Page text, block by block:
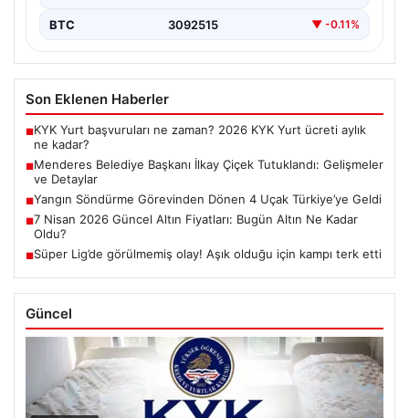
BTC 3092515 ▼ -0.11%
Son Eklenen Haberler
■KYK Yurt başvuruları ne zaman? 2026 KYK Yurt ücreti aylık
ne kadar?
■Menderes Belediye Başkanı İlkay Çiçek Tutuklandı: Gelişmeler
ve Detaylar
■Yangın Söndürme Görevinden Dönen 4 Uçak Türkiye’ye Geldi
■7 Nisan 2026 Güncel Altın Fiyatları: Bugün Altın Ne Kadar
Oldu?
■Süper Lig’de görülmemiş olay! Aşık olduğu için kampı terk etti
Güncel